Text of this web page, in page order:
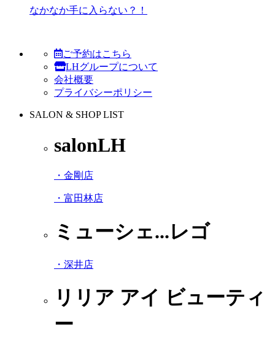
なかなか手に入らない？！
ご予約はこちら
LHグループについて
会社概要
プライバシーポリシー
SALON & SHOP LIST
salonLH
・金剛店
・富田林店
ミューシェ...レゴ
・深井店
リリア アイ ビューティ
ー